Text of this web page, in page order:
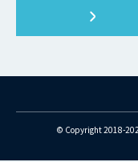
© Copyright 2018-